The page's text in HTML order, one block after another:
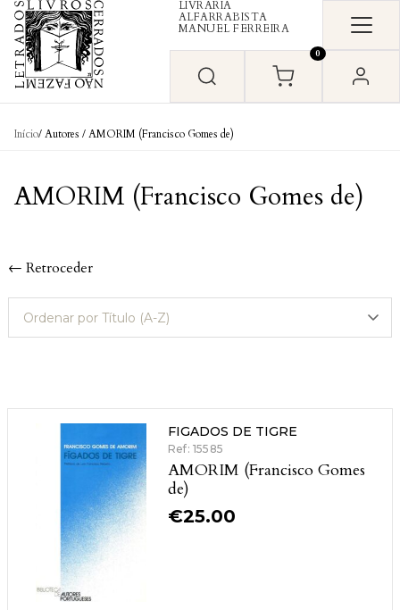
Skip to content
LIVRARIA
ALFARRABISTA
MANUEL FERREIRA
0
Início/ Autores / AMORIM (Francisco Gomes de)
AMORIM (Francisco Gomes de)
← Retroceder
FIGADOS DE TIGRE
Ref: 15585
AMORIM (Francisco Gomes
de)
€25.00